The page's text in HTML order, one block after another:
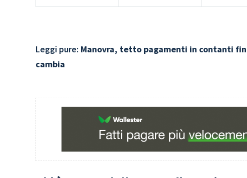
Leggi pure: Manovra, tetto pagamenti in contanti
cambia